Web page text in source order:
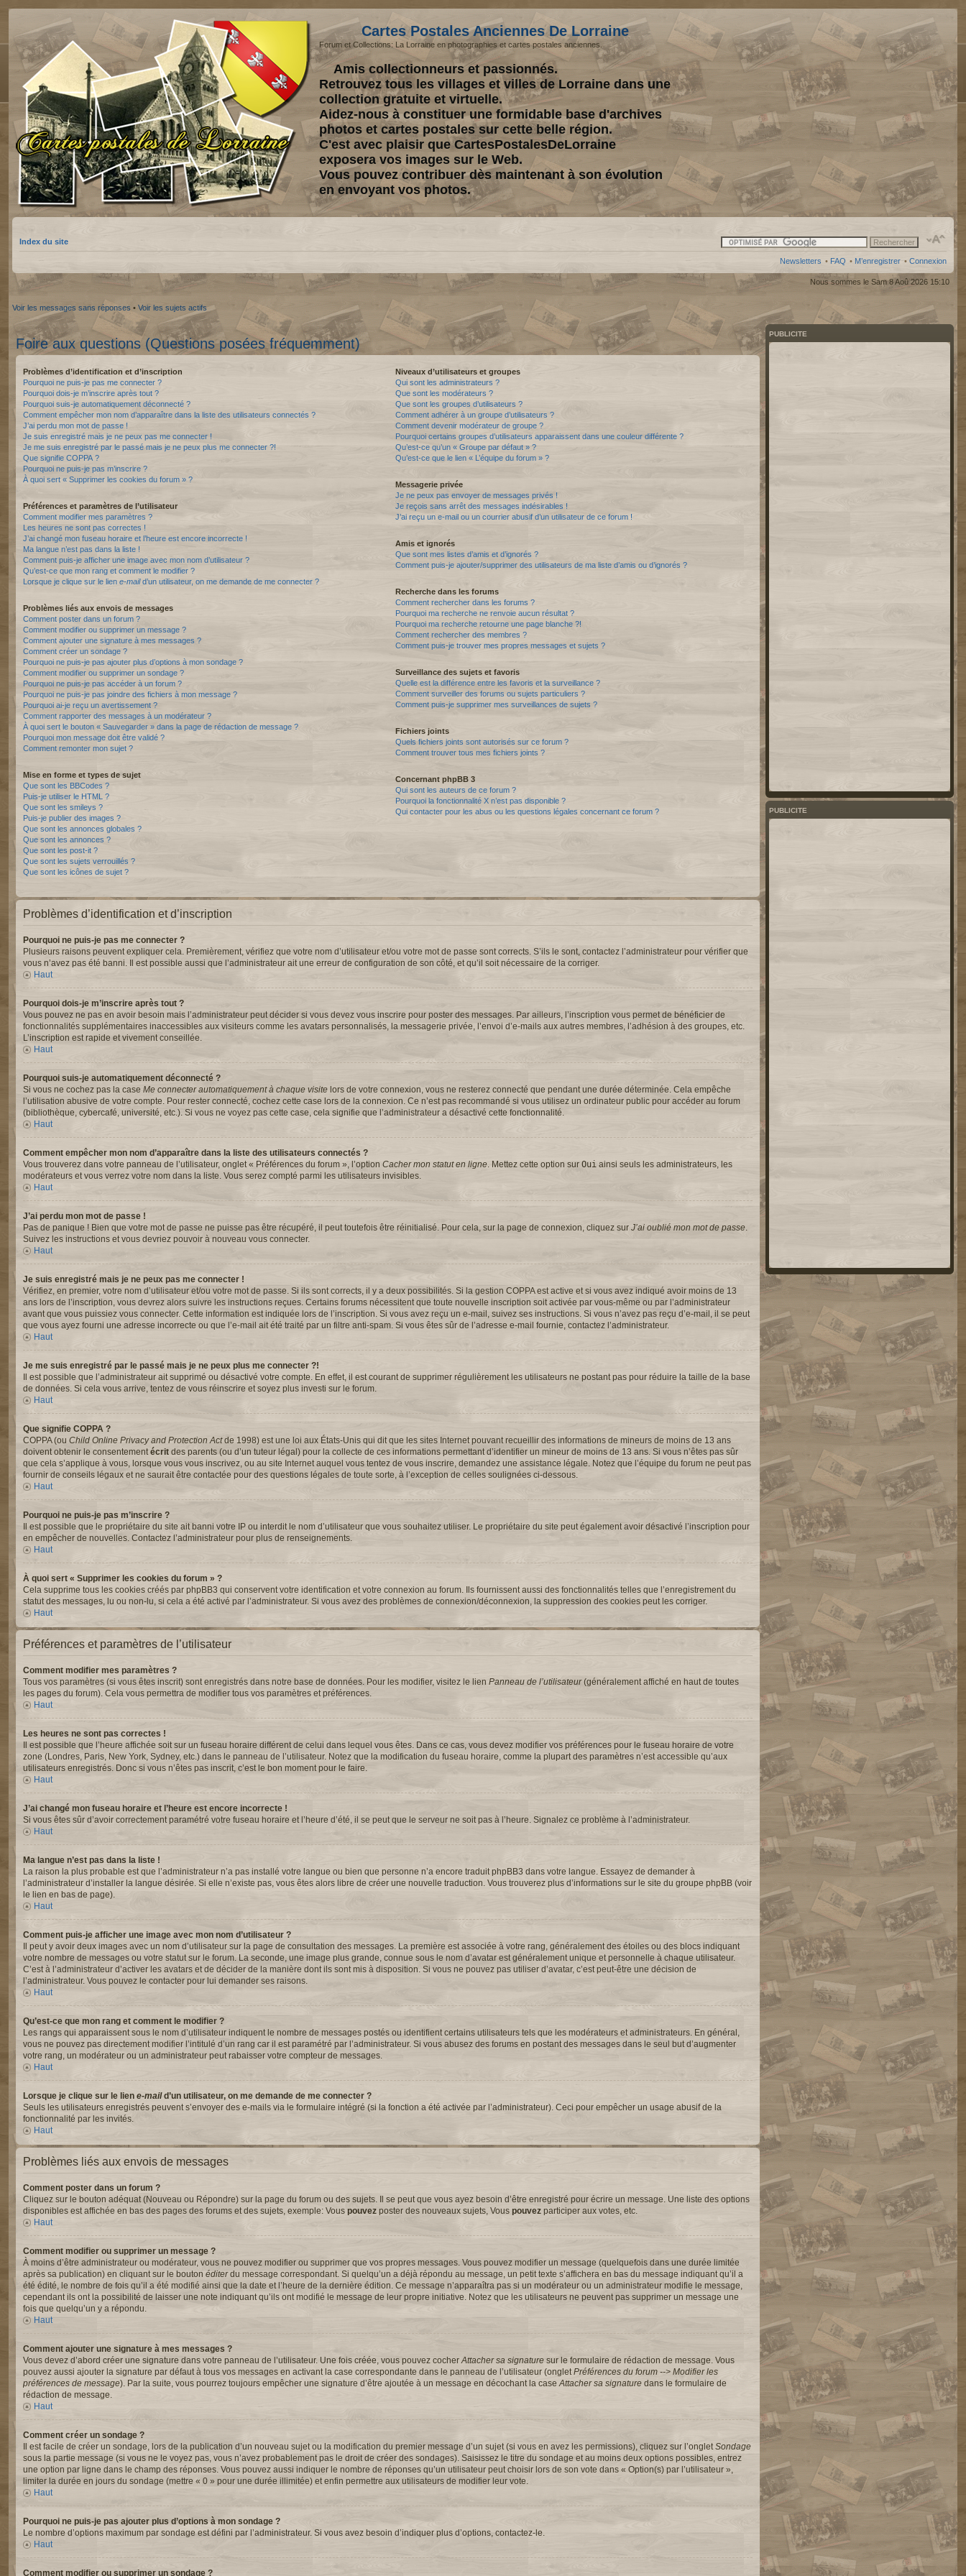
Cartes Postales Anciennes De Lorraine
Forum et Collections: La Lorraine en photographies et cartes postales anciennes.
Amis collectionneurs et passionnés.
Retrouvez tous les villages et villes de Lorraine dans une
collection gratuite et virtuelle.
Aidez-nous à constituer une formidable base d'archives
photos et cartes postales sur cette belle région.
C'est avec plaisir que CartesPostalesDeLorraine
exposera vos images sur le Web.
Vous pouvez contribuer dès maintenant à son évolution
en envoyant vos photos.
Index du site
Newsletters • FAQ • M’enregistrer • Connexion
Nous sommes le Sam 8 Aoû 2026 15:10
Voir les messages sans réponses • Voir les sujets actifs
Foire aux questions (Questions posées fréquemment)
Problèmes d’identification et d’inscription
Pourquoi ne puis-je pas me connecter ?
Pourquoi dois-je m’inscrire après tout ?
Pourquoi suis-je automatiquement déconnecté ?
Comment empêcher mon nom d’apparaître dans la liste des utilisateurs connectés ?
J’ai perdu mon mot de passe !
Je suis enregistré mais je ne peux pas me connecter !
Je me suis enregistré par le passé mais je ne peux plus me connecter ?!
Que signifie COPPA ?
Pourquoi ne puis-je pas m’inscrire ?
À quoi sert « Supprimer les cookies du forum » ?
Préférences et paramètres de l’utilisateur
Comment modifier mes paramètres ?
Les heures ne sont pas correctes !
J’ai changé mon fuseau horaire et l’heure est encore incorrecte !
Ma langue n’est pas dans la liste !
Comment puis-je afficher une image avec mon nom d’utilisateur ?
Qu’est-ce que mon rang et comment le modifier ?
Lorsque je clique sur le lien e-maild’un utilisateur, on me demande de me connecter ?
Problèmes liés aux envois de messages
Comment poster dans un forum ?
Comment modifier ou supprimer un message ?
Comment ajouter une signature à mes messages ?
Comment créer un sondage ?
Pourquoi ne puis-je pas ajouter plus d’options à mon sondage ?
Comment modifier ou supprimer un sondage ?
Pourquoi ne puis-je pas accéder à un forum ?
Pourquoi ne puis-je pas joindre des fichiers à mon message ?
Pourquoi ai-je reçu un avertissement ?
Comment rapporter des messages à un modérateur ?
À quoi sert le bouton « Sauvegarder » dans la page de rédaction de message ?
Pourquoi mon message doit être validé ?
Comment remonter mon sujet ?
Mise en forme et types de sujet
Que sont les BBCodes ?
Puis-je utiliser le HTML ?
Que sont les smileys ?
Puis-je publier des images ?
Que sont les annonces globales ?
Que sont les annonces ?
Que sont les post-it ?
Que sont les sujets verrouillés ?
Que sont les icônes de sujet ?
Niveaux d’utilisateurs et groupes
Qui sont les administrateurs ?
Que sont les modérateurs ?
Que sont les groupes d’utilisateurs ?
Comment adhérer à un groupe d’utilisateurs ?
Comment devenir modérateur de groupe ?
Pourquoi certains groupes d’utilisateurs apparaissent dans une couleur différente ?
Qu’est-ce qu’un « Groupe par défaut » ?
Qu’est-ce que le lien « L’équipe du forum » ?
Messagerie privée
Je ne peux pas envoyer de messages privés !
Je reçois sans arrêt des messages indésirables !
J’ai reçu un e-mail ou un courrier abusif d’un utilisateur de ce forum !
Amis et ignorés
Que sont mes listes d’amis et d’ignorés ?
Comment puis-je ajouter/supprimer des utilisateurs de ma liste d’amis ou d’ignorés ?
Recherche dans les forums
Comment rechercher dans les forums ?
Pourquoi ma recherche ne renvoie aucun résultat ?
Pourquoi ma recherche retourne une page blanche ?!
Comment rechercher des membres ?
Comment puis-je trouver mes propres messages et sujets ?
Surveillance des sujets et favoris
Quelle est la différence entre les favoris et la surveillance ?
Comment surveiller des forums ou sujets particuliers ?
Comment puis-je supprimer mes surveillances de sujets ?
Fichiers joints
Quels fichiers joints sont autorisés sur ce forum ?
Comment trouver tous mes fichiers joints ?
Concernant phpBB 3
Qui sont les auteurs de ce forum ?
Pourquoi la fonctionnalité X n’est pas disponible ?
Qui contacter pour les abus ou les questions légales concernant ce forum ?
Problèmes d’identification et d’inscription
Pourquoi ne puis-je pas me connecter ?
Plusieurs raisons peuvent expliquer cela. Premièrement, vérifiez que votre nom d’utilisateur et/ou votre mot de passe sont corrects. S’ils le sont, contactez l’administrateur pour vérifier que
vous n’avez pas été banni. Il est possible aussi que l’administrateur ait une erreur de configuration de son côté, et qu’il soit nécessaire de la corriger.
Haut
Pourquoi dois-je m’inscrire après tout ?
Vous pouvez ne pas en avoir besoin mais l’administrateur peut décider si vous devez vous inscrire pour poster des messages. Par ailleurs, l’inscription vous permet de bénéficier de
fonctionnalités supplémentaires inaccessibles aux visiteurs comme les avatars personnalisés, la messagerie privée, l’envoi d’e-mails aux autres membres, l’adhésion à des groupes, etc.
L’inscription est rapide et vivement conseillée.
Haut
Pourquoi suis-je automatiquement déconnecté ?
Si vous ne cochez pas la case Me connecter automatiquement à chaque visite lors de votre connexion, vous ne resterez connecté que pendant une durée déterminée. Cela empêche
l’utilisation abusive de votre compte. Pour rester connecté, cochez cette case lors de la connexion. Ce n’est pas recommandé si vous utilisez un ordinateur public pour accéder au forum
(bibliothèque, cybercafé, université, etc.). Si vous ne voyez pas cette case, cela signifie que l’administrateur a désactivé cette fonctionnalité.
Haut
Comment empêcher mon nom d’apparaître dans la liste des utilisateurs connectés ?
Vous trouverez dans votre panneau de l’utilisateur, onglet « Préférences du forum », l’option Cacher mon statut en ligne . Mettez cette option sur Oui ainsi seuls les administrateurs, les
modérateurs et vous verrez votre nom dans la liste. Vous serez compté parmi les utilisateurs invisibles.
Haut
J’ai perdu mon mot de passe !
Pas de panique ! Bien que votre mot de passe ne puisse pas être récupéré, il peut toutefois être réinitialisé. Pour cela, sur la page de connexion, cliquez sur J’ai oublié mon mot de passe
Suivez les instructions et vous devriez pouvoir à nouveau vous connecter.
Haut
Je suis enregistré mais je ne peux pas me connecter !
Vérifiez, en premier, votre nom d’utilisateur et/ou votre mot de passe. Si ils sont corrects, il y a deux possibilités. Si la gestion COPPA est active et si vous avez indiqué avoir moins de 13
ans lors de l’inscription, vous devrez alors suivre les instructions reçues. Certains forums nécessitent que toute nouvelle inscription soit activée par vous-même ou par l’administrateur
avant que vous puissiez vous connecter. Cette information est indiquée lors de l’inscription. Si vous avez reçu un e-mail, suivez ses instructions. Si vous n’avez pas reçu d’e-mail, il se peut
que vous ayez fourni une adresse incorrecte ou que l’e-mail ait été traité par un filtre anti-spam. Si vous êtes sûr de l’adresse e-mail fournie, contactez l’administrateur.
Haut
Je me suis enregistré par le passé mais je ne peux plus me connecter ?!
Il est possible que l’administrateur ait supprimé ou désactivé votre compte. En effet, il est courant de supprimer régulièrement les utilisateurs ne postant pas pour réduire la taille de la base
de données. Si cela vous arrive, tentez de vous réinscrire et soyez plus investi sur le forum.
Haut
Que signifie COPPA ?
COPPA (ou Child Online Privacy and Protection Actde 1998) est une loi aux États-Unis qui dit que les sites Internet pouvant recueillir des informations de mineurs de moins de 13 ans
doivent obtenir le consentement écrit des parents (ou d’un tuteur légal) pour la collecte de ces informations permettant d’identifier un mineur de moins de 13 ans. Si vous n’êtes pas sûr
que cela s’applique à vous, lorsque vous vous inscrivez, ou au site Internet auquel vous tentez de vous inscrire, demandez une assistance légale. Notez que l’équipe du forum ne peut pas
fournir de conseils légaux et ne saurait être contactée pour des questions légales de toute sorte, à l’exception de celles soulignées ci-dessous.
Haut
Pourquoi ne puis-je pas m’inscrire ?
Il est possible que le propriétaire du site ait banni votre IP ou interdit le nom d’utilisateur que vous souhaitez utiliser. Le propriétaire du site peut également avoir désactivé l’inscription pour
en empêcher de nouvelles. Contactez l’administrateur pour plus de renseignements.
Haut
À quoi sert « Supprimer les cookies du forum » ?
Cela supprime tous les cookies créés par phpBB3 qui conservent votre identification et votre connexion au forum. Ils fournissent aussi des fonctionnalités telles que l’enregistrement du
statut des messages, lu ou non-lu, si cela a été activé par l’administrateur. Si vous avez des problèmes de connexion/déconnexion, la suppression des cookies peut les corriger.
Haut
Préférences et paramètres de l’utilisateur
Comment modifier mes paramètres ?
Tous vos paramètres (si vous êtes inscrit) sont enregistrés dans notre base de données. Pour les modifier, visitez le lien Panneau de l’utilisateur(généralement affiché en haut de toutes
les pages du forum). Cela vous permettra de modifier tous vos paramètres et préférences.
Haut
Les heures ne sont pas correctes !
Il est possible que l’heure affichée soit sur un fuseau horaire différent de celui dans lequel vous êtes. Dans ce cas, vous devez modifier vos préférences pour le fuseau horaire de votre
zone (Londres, Paris, New York, Sydney, etc.) dans le panneau de l’utilisateur. Notez que la modification du fuseau horaire, comme la plupart des paramètres n’est accessible qu’aux
utilisateurs enregistrés. Donc si vous n’êtes pas inscrit, c’est le bon moment pour le faire.
Haut
J’ai changé mon fuseau horaire et l’heure est encore incorrecte !
Si vous êtes sûr d’avoir correctement paramétré votre fuseau horaire et l’heure d’été, il se peut que le serveur ne soit pas à l’heure. Signalez ce problème à l’administrateur.
Haut
Ma langue n’est pas dans la liste !
La raison la plus probable est que l’administrateur n’a pas installé votre langue ou bien que personne n’a encore traduit phpBB3 dans votre langue. Essayez de demander à
l’administrateur d’installer la langue désirée. Si elle n’existe pas, vous êtes alors libre de créer une nouvelle traduction. Vous trouverez plus d’informations sur le site du groupe phpBB (voir
le lien en bas de page).
Haut
Comment puis-je afficher une image avec mon nom d’utilisateur ?
Il peut y avoir deux images avec un nom d’utilisateur sur la page de consultation des messages. La première est associée à votre rang, généralement des étoiles ou des blocs indiquant
votre nombre de messages ou votre statut sur le forum. La seconde, une image plus grande, connue sous le nom d’avatar est généralement unique et personnelle à chaque utilisateur.
C’est à l’administrateur d’activer les avatars et de décider de la manière dont ils sont mis à disposition. Si vous ne pouvez pas utiliser d’avatar, c’est peut-être une décision de
l’administrateur. Vous pouvez le contacter pour lui demander ses raisons.
Haut
Qu’est-ce que mon rang et comment le modifier ?
Les rangs qui apparaissent sous le nom d’utilisateur indiquent le nombre de messages postés ou identifient certains utilisateurs tels que les modérateurs et administrateurs. En général,
vous ne pouvez pas directement modifier l’intitulé d’un rang car il est paramétré par l’administrateur. Si vous abusez des forums en postant des messages dans le seul but d’augmenter
votre rang, un modérateur ou un administrateur peut rabaisser votre compteur de messages.
Haut
Lorsque je clique sur le lien e-maild’un utilisateur, on me demande de me connecter ?
Seuls les utilisateurs enregistrés peuvent s’envoyer des e-mails via le formulaire intégré (si la fonction a été activée par l’administrateur). Ceci pour empêcher un usage abusif de la
fonctionnalité par les invités.
Haut
Problèmes liés aux envois de messages
Comment poster dans un forum ?
Cliquez sur le bouton adéquat (Nouveau ou Répondre) sur la page du forum ou des sujets. Il se peut que vous ayez besoin d’être enregistré pour écrire un message. Une liste des options
disponibles est affichée en bas des pages des forums et des sujets, exemple: Vous pouvez poster des nouveaux sujets, Vous pouvez participer aux votes, etc.
Haut
Comment modifier ou supprimer un message ?
À moins d’être administrateur ou modérateur, vous ne pouvez modifier ou supprimer que vos propres messages. Vous pouvez modifier un message (quelquefois dans une durée limitée
après sa publication) en cliquant sur le bouton éditerdu message correspondant. Si quelqu’un a déjà répondu au message, un petit texte s’affichera en bas du message indiquant qu’il a
été édité, le nombre de fois qu’il a été modifié ainsi que la date et l’heure de la dernière édition. Ce message n’apparaîtra pas si un modérateur ou un administrateur modifie le message,
cependant ils ont la possibilité de laisser une note indiquant qu’ils ont modifié le message de leur propre initiative. Notez que les utilisateurs ne peuvent pas supprimer un message une
fois que quelqu’un y a répondu.
Haut
Comment ajouter une signature à mes messages ?
Vous devez d’abord créer une signature dans votre panneau de l’utilisateur. Une fois créée, vous pouvez cocher Attacher sa signature sur le formulaire de rédaction de message. Vous
pouvez aussi ajouter la signature par défaut à tous vos messages en activant la case correspondante dans le panneau de l’utilisateur (onglet Préférences du forum --> Modifier les
préférences de message). Par la suite, vous pourrez toujours empêcher une signature d’être ajoutée à un message en décochant la case Attacher sa signature dans le formulaire de
rédaction de message.
Haut
Comment créer un sondage ?
Il est facile de créer un sondage, lors de la publication d’un nouveau sujet ou la modification du premier message d’un sujet (si vous en avez les permissions), cliquez sur l’onglet Sondage
sous la partie message (si vous ne le voyez pas, vous n’avez probablement pas le droit de créer des sondages). Saisissez le titre du sondage et au moins deux options possibles, entrez
une option par ligne dans le champ des réponses. Vous pouvez aussi indiquer le nombre de réponses qu’un utilisateur peut choisir lors de son vote dans « Option(s) par l’utilisateur »,
limiter la durée en jours du sondage (mettre « 0 » pour une durée illimitée) et enfin permettre aux utilisateurs de modifier leur vote.
Haut
Pourquoi ne puis-je pas ajouter plus d’options à mon sondage ?
Le nombre d’options maximum par sondage est défini par l’administrateur. Si vous avez besoin d’indiquer plus d’options, contactez-le.
Haut
Comment modifier ou supprimer un sondage ?
PUBLICITE
PUBLICITE